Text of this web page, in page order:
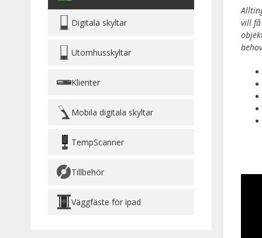
vill
Digitala skyltar
Utomhusskyltar
Klienter
Mobila digitala skyltar
TempScanner
Tillbehör
Väggfäste för ipad